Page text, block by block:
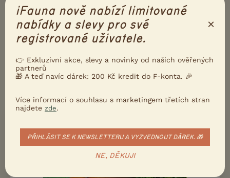
Ukažte inzerát známým!
Poslat inzerát e-mailem
Nahlásit inzerát
DALŠÍ INZERÁTY V RUBRICE PSI
Dva pejsci border kolie s PP
iFauna nově nabízí limitované
nabídky a slevy pro své
registrované uživatele.
×
👉 Exkluzivní akce, slevy a novinky od našich ověřených
partnerů
🎁 A teď navíc dárek: 200 Kč kredit do F-konta. 🎉
Více informací o souhlasu s marketingem třetích stran
najdete zde.
PŘIHLÁSIT SE K NEWSLETTERU A VYZVEDNOUT DÁREK. 🎁
NE, DĚKUJI